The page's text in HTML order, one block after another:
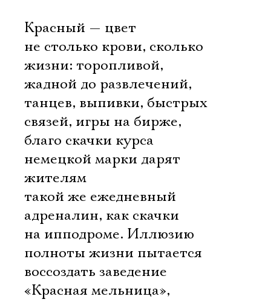
Красный — цвет
не столько крови, сколько
жизни: торопливой,
жадной до развлечений,
танцев, выпивки, быстрых
связей, игры на бирже,
благо скачки курса
немецкой марки дарят
жителям
такой же ежедневный
адреналин, как скачки
на ипподроме. Иллюзию
полноты жизни пытается
воссоздать заведение
«Красная мельница»,